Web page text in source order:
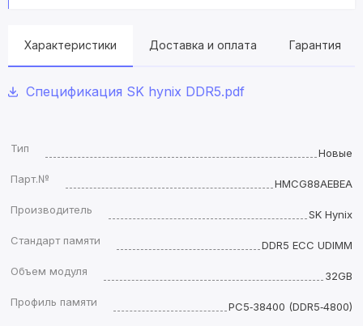
Характеристики Доставка и оплата Гарантия
Спецификация SK hynix DDR5.pdf
Тип
Новые
Парт.№
HMCG88AEBEA
Производитель
SK Hynix
Стандарт памяти
DDR5 ECC UDIMM
Объем модуля
32GB
Профиль памяти
PC5‑38400 (DDR5‑4800)